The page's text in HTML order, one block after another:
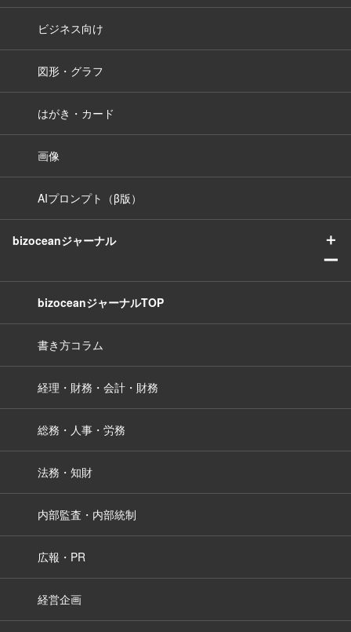
ビジネス向け
図形・グラフ
はがき・カード
画像
AIプロンプト（β版）
bizoceanジャーナル
＋
ー
bizoceanジャーナルTOP
書き方コラム
経理・財務・会計・財務
総務・人事・労務
法務・知財
内部監査・内部統制
広報・PR
経営企画